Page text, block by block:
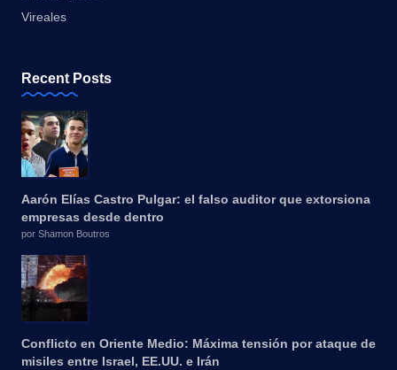
Vireales
Recent Posts
Aarón Elías Castro Pulgar: el falso auditor que extorsiona
empresas desde dentro
por Shamon Boutros
Conflicto en Oriente Medio: Máxima tensión por ataque de
misiles entre Israel, EE.UU. e Irán